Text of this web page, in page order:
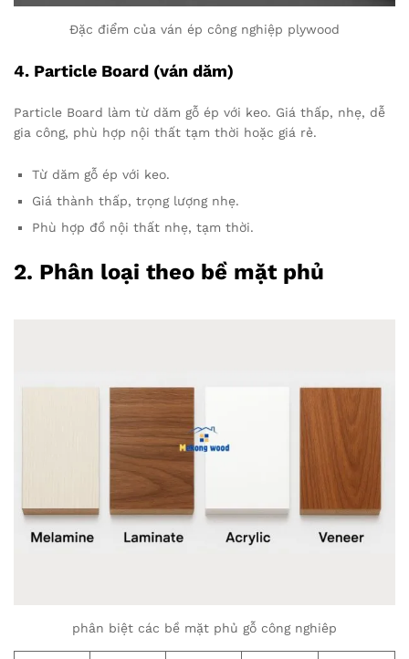
Đặc điểm của ván ép công nghiệp plywood
4. Particle Board (ván dăm)
Particle Board làm từ dăm gỗ ép với keo. Giá thấp, nhẹ, dễ
gia công, phù hợp nội thất tạm thời hoặc giá rẻ.
Từ dăm gỗ ép với keo.
Giá thành thấp, trọng lượng nhẹ.
Phù hợp đồ nội thất nhẹ, tạm thời.
2. Phân loại theo bề mặt phủ
phân biệt các bề mặt phủ gỗ công nghiêp